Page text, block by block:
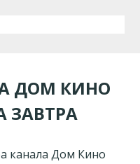
ДОМ КИНО
ЗАВТРА
канала Дом Кино